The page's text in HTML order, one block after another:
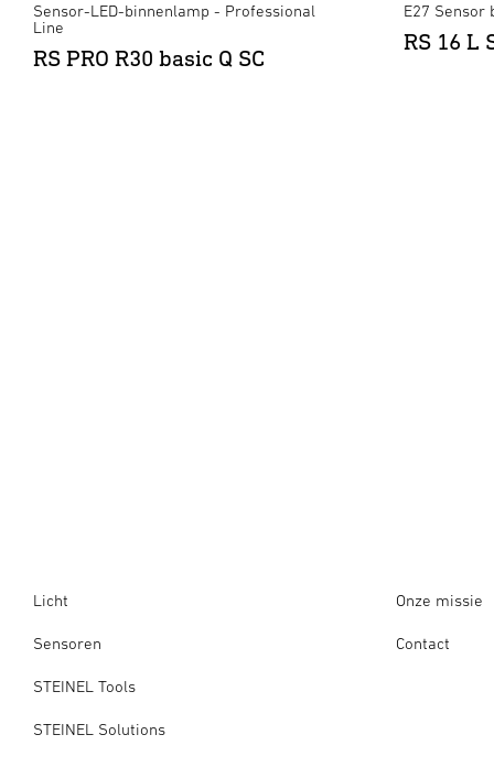
Sensor-LED-binnenlamp - Professional
Line
RS PRO R30 basic Q SC
E27 Sensor
RS 16 L
Licht
Sensoren
STEINEL Tools
STEINEL Solutions
Onze missie
Contact